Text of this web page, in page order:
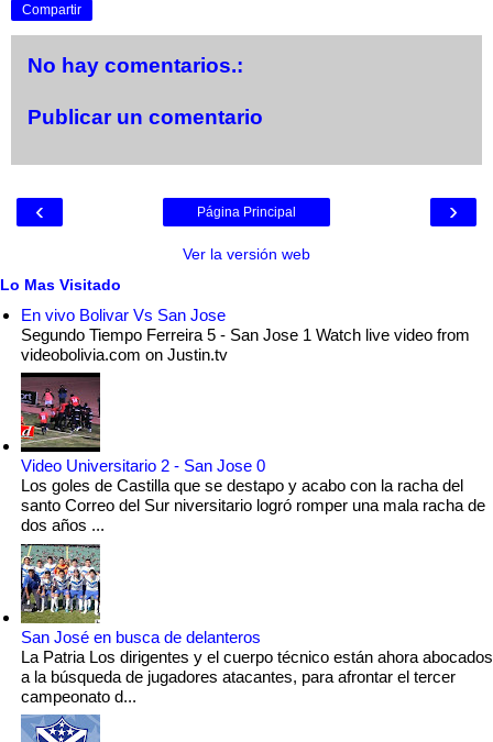
Compartir
No hay comentarios.:
Publicar un comentario
‹ ›
Página Principal
Ver la versión web
Lo Mas Visitado
En vivo Bolivar Vs San Jose
Segundo Tiempo Ferreira 5 - San Jose 1 Watch live video from
videobolivia.com on Justin.tv
Video Universitario 2 - San Jose 0
Los goles de Castilla que se destapo y acabo con la racha del
santo Correo del Sur niversitario logró romper una mala racha de
dos años ...
San José en busca de delanteros
La Patria Los dirigentes y el cuerpo técnico están ahora abocados
a la búsqueda de jugadores atacantes, para afrontar el tercer
campeonato d...